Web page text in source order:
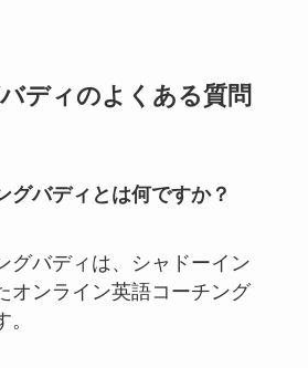
ディのよくある質問
グバディとは何ですか？
グバディは、シャドーイン
オンライン英語コーチング